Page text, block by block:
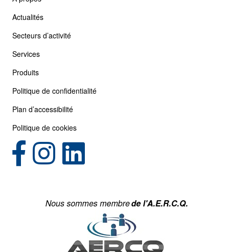
Actualités
Secteurs d’activité
Services
Produits
Politique de confidentialité
Plan d’accessibilité
Politique de cookies
(opens in new tab)
(opens in new tab)